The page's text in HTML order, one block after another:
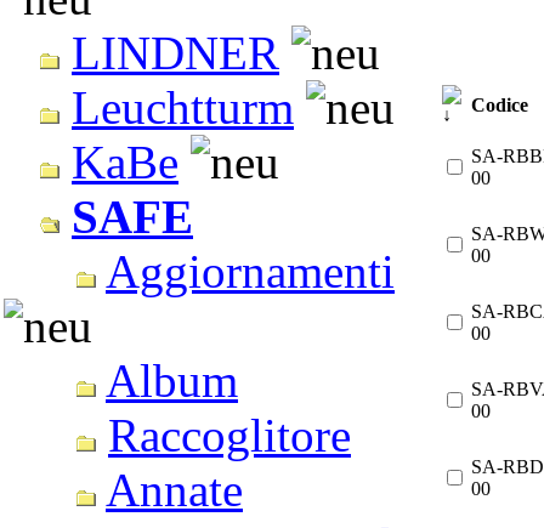
LINDNER
Leuchtturm
KaBe
SAFE
Aggiornamenti
Album
Raccoglitore
Annate
Codice
SA-
00
SA-
00
SA-
00
SA-
00
SA-
00